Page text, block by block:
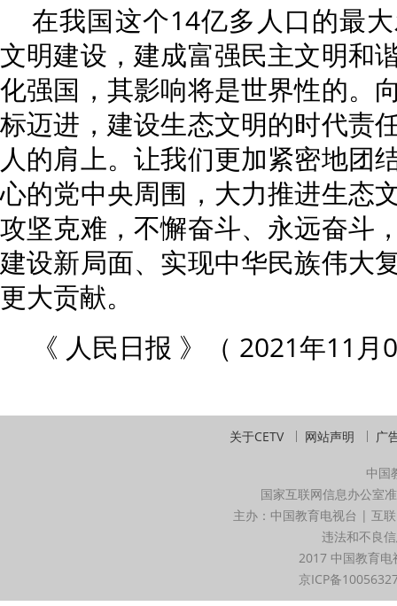
在我国这个14亿多人口的最
文明建设，建成富强民主文明和
化强国，其影响将是世界性的。
标迈进，建设生态文明的时代责
人的肩上。让我们更加紧密地团
心的党中央周围，大力推进生态
攻坚克难，不懈奋斗、永远奋斗
建设新局面、实现中华民族伟大
更大贡献。
《 人民日报 》（ 2021年11
关于CETV 网站声明 广
中国
国家互联网信息办公室
主办：中国教育电视台 | 互
违法和不良
2017 中国教育
京ICP备